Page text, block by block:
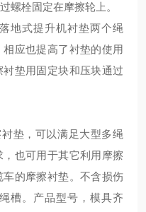
螺栓固定在摩擦轮上。
地式提升机衬垫两个绳
应也提高了衬垫的使用
垫用固定块和压块通过
垫，可以满足大型多绳
也可用于其它利用摩擦
的摩擦衬垫。不含损伤
槽。产品型号，模具齐